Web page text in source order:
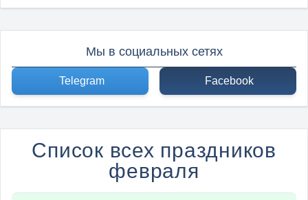
Мы в социальных сетях
Telegram Facebook
Список всех праздников
февраля